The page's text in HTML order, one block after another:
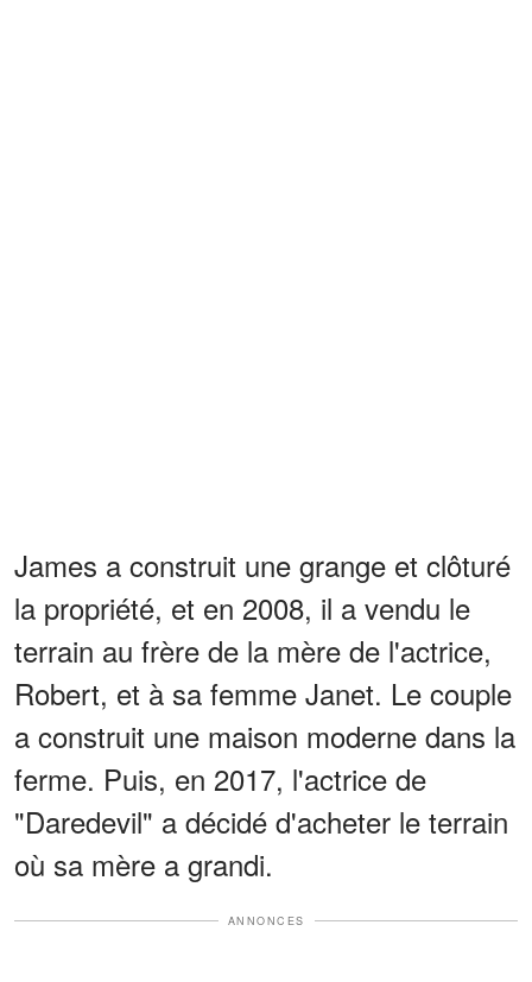
James a construit une grange et clôturé
la propriété, et en 2008, il a vendu le
terrain au frère de la mère de l'actrice,
Robert, et à sa femme Janet. Le couple
a construit une maison moderne dans la
ferme. Puis, en 2017, l'actrice de
"Daredevil" a décidé d'acheter le terrain
où sa mère a grandi.
ANNONCES